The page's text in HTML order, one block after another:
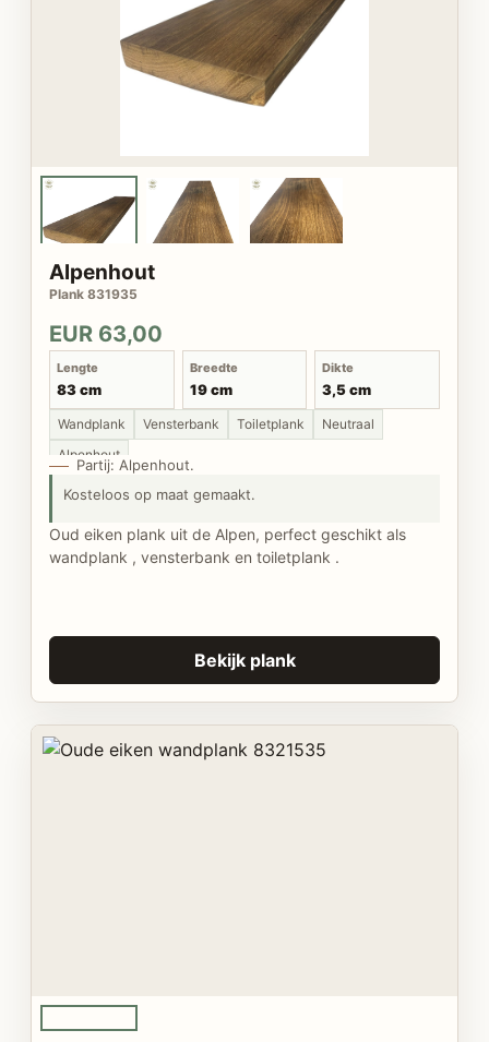
Alpenhout
Plank 831935
EUR 63,00
Lengte
83 cm
Breedte
19 cm
Dikte
3,5 cm
Wandplank Vensterbank Toiletplank
Neutraal
Alpenhout
Partij: Alpenhout.
Kosteloos op maat gemaakt.
Oud eiken plank uit de Alpen, perfect geschikt als
wandplank , vensterbank en toiletplank .
Bekijk plank